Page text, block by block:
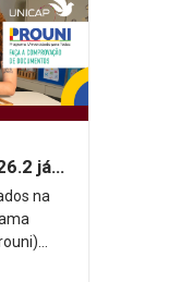
já
na